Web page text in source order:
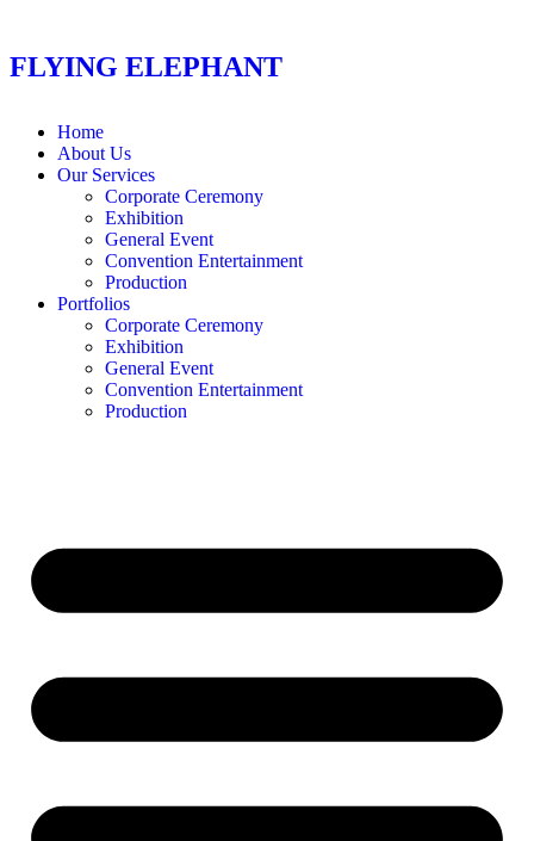
FLYING ELEPHANT
Home
About Us
Our Services
Corporate Ceremony
Exhibition
General Event
Convention Entertainment
Production
Portfolios
Corporate Ceremony
Exhibition
General Event
Convention Entertainment
Production